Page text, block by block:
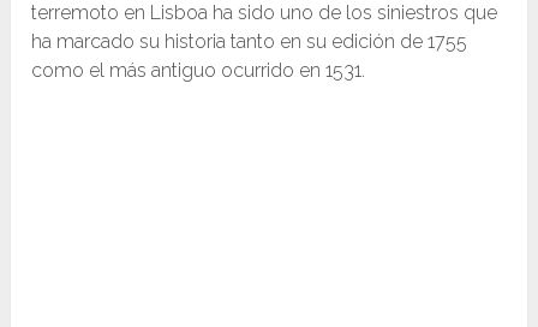
terremoto en Lisboa ha sido uno de los siniestros que
ha marcado su historia tanto en su edición de 1755
como el más antiguo ocurrido en 1531.